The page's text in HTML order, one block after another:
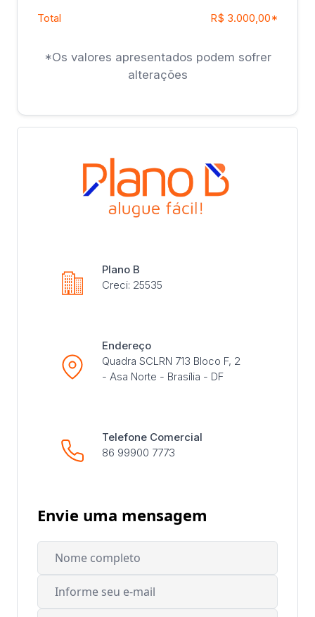
Total R$ 3.000,00*
*Os valores apresentados podem sofrer
alterações
Plano B
Creci: 25535
Endereço
Quadra SCLRN 713 Bloco F, 2
- Asa Norte - Brasília - DF
Telefone Comercial
86 99900 7773
Envie uma mensagem